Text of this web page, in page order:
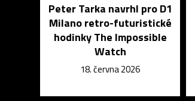
Peter Tarka navrhl pro D1
Milano retro-futuristické
hodinky The Impossible
Watch
18. června 2026